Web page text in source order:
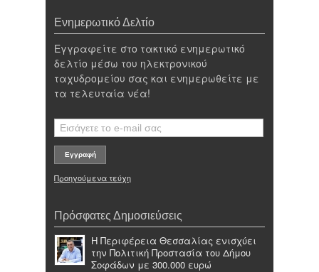
Ενημερωτικό Δελτίο
Εγγραφείτε στο τακτικό ενημερωτικό
δελτίο μέσω του ηλεκτρονικού
ταχυδρομείου σας και ενημερωθείτε με
τα τελευταία νέα!
Προηγούμενα τεύχη
Πρόσφατες Δημοσιεύσεις
Η Περιφέρεια Θεσσαλίας ενισχύει
την Πολιτική Προστασία του Δήμου
Σοφάδων με 300.000 ευρώ